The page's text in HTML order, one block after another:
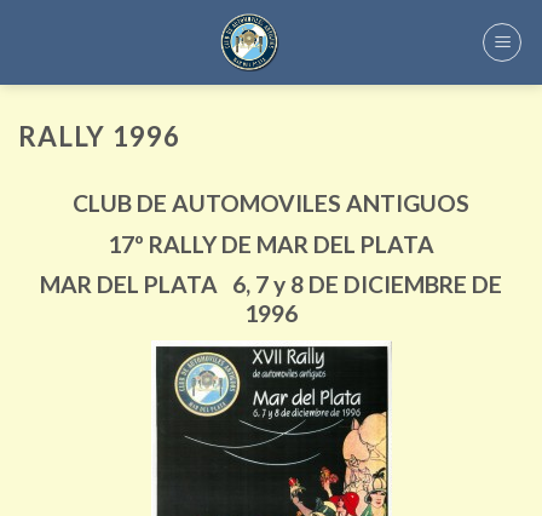
RALLY 1996
CLUB DE AUTOMOVILES ANTIGUOS
17º RALLY DE MAR DEL PLATA
MAR DEL PLATA 6, 7 y 8 DE DICIEMBRE DE
1996